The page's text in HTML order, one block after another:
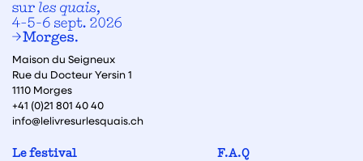
Maison du Seigneux
Rue du Docteur Yersin 1
1110 Morges
+41 (0)21 801 40 40
info@lelivresurlesquais.ch
Le festival F.A.Q